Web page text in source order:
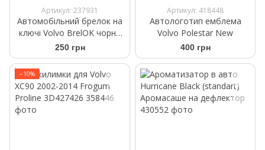
Артикул: 237931
Автомобільний брелок на
ключі Volvo BrelOK чорна
замша
250 грн
Артикул: 418448
Автологотип емблема
Volvo Polestar New
400 грн
−10%